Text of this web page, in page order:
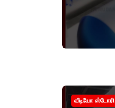
வீடியோ ஸ்டோரி